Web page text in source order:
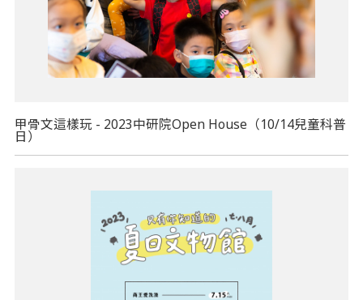
甲骨文這樣玩 - 2023中研院Open House（10/14兒童科普
日）